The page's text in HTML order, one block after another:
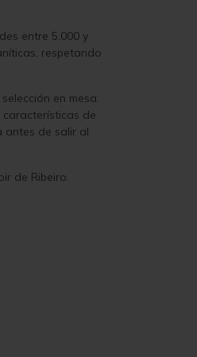
entre 5.000 y
respetando
en mesa.
de
antes de salir al
de Ribeiro.